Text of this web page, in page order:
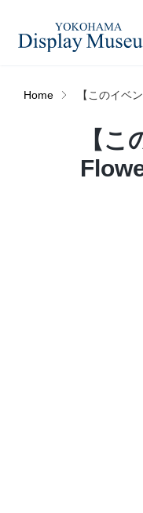
造花（アー
ルフラワー
Home 【このイベ
【